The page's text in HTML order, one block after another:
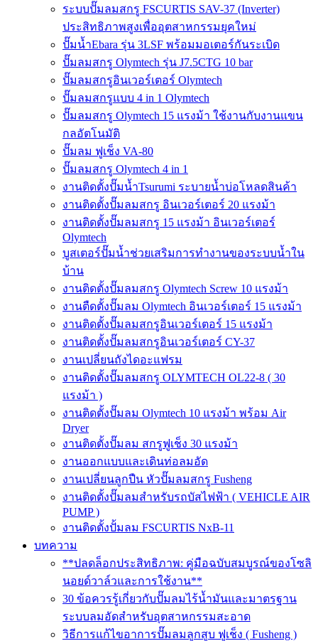
ระบบปั๊มลมสกรู FSCURTIS SAV-37 (Inverter)
ประสิทธิภาพสูงเพื่ออุตสาหกรรมยุคใหม่
ปั๊มน้ำEbara รุ่น 3LSF พร้อมมอเตอร์กันระเบิด
ปั๊มลมสกรู Olymtech รุ่น J7.5CTG 10 bar
ปั๊มลมสกรูอินเวอร์เตอร์ Olymtech
ปั๊มลมสกรูแบบ 4 in 1 Olymtech
ปั๊มลมสกรู Olymtech 15 แรงม้า ใช้งานกับงานแขน
กลอัตโนมัติ
ปั๊มลม ฟูเช็ง VA-80
ปั๊มลมสกรู Olymtech 4 in 1
งานติดตั้งปั๊มน้ำTsurumi ระบายน้ำบ่อโหลดสินค้า
งานติดตั้งปั๊มลมสกรู อินเวอร์เตอร์ 20 แรงม้า
งานติดตั้งปั๊มลมสกรู 15 แรงม้า อินเวอร์เตอร์
Olymtech
บูสเตอร์ปั๊มน้ำช่วยเสริมการทำงานของระบบน้ำใน
บ้าน
งานติดตั้งปั๊มลมสกรู Olymtech Screw 10 แรงม้า
งานตืดตั้งปั๊มลม Olymtech อินเวอร์เตอร์ 15 แรงม้า
งานติดตั้งปั๊มลมสกรูอินเวอร์เตอร์ 15 แรงม้า
งานติดตั้งปั๊มลมสกรูอินเวอร์เตอร์ CY-37
งานเปลี่ยนถังไดอะแฟรม
งานติดตั้งปั๊มลมสกรู OLYMTECH OL22-8 ( 30
แรงม้า )
งานติดตั้งปั๊มลม Olymtech 10 แรงม้า พร้อม Air
Dryer
งานติดตั้งปั๊มลม สกรูฟูเช็ง 30 แรงม้า
งานออกแบบและเดินท่อลมอัด
งานเปลี่ยนลูกปืน หัวปั๊มลมสกรู Fusheng
งานติดตั้งปั๊มลมสำหรับรถบัสไฟฟ้า ( VEHICLE AIR
PUMP )
งานติดตั้งปั้มลม FSCURTIS NxB-11
บทความ
**ปลดล็อกประสิทธิภาพ: คู่มือฉบับสมบูรณ์ของโซลิ
นอยด์วาล์วและการใช้งาน**
30 ข้อควรรู้เกี่ยวกับปั๊มลมไร้น้ำมันและมาตรฐาน
ระบบลมอัดสำหรับอุตสาหกรรมสะอาด
วิธีการแก้ไขอาการปั๊มลมลูกสูบ ฟูเช็ง ( Fusheng )